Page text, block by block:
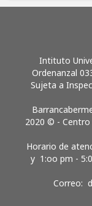
Intituto
Ordenanzal
Sujeta a
2020 © - Centro
Horario de
y 1:oo pm -
Correo: